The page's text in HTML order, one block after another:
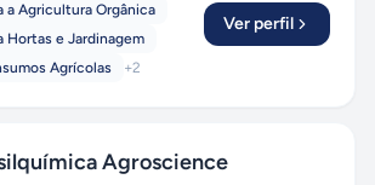
a Agricultura Orgânica
Hortas e Jardinagem
Agrícolas
+2
Ver perfil
Agroscience